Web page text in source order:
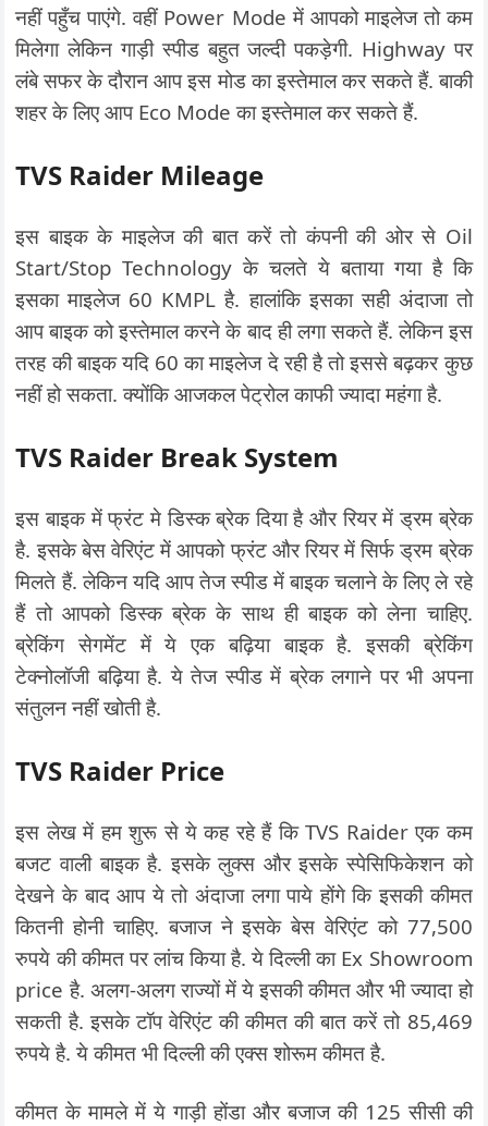
नहीं पहुँच पाएंगे. वहीं Power Mode में आपको माइलेज तो कम
मिलेगा लेकिन गाड़ी स्पीड बहुत जल्दी पकड़ेगी. Highway पर
लंबे सफर के दौरान आप इस मोड का इस्तेमाल कर सकते हैं. बाकी
शहर के लिए आप Eco Mode का इस्तेमाल कर सकते हैं.
TVS Raider Mileage
इस बाइक के माइलेज की बात करें तो कंपनी की ओर से Oil
Start/Stop Technology के चलते ये बताया गया है कि
इसका माइलेज 60 KMPL है. हालांकि इसका सही अंदाजा तो
आप बाइक को इस्तेमाल करने के बाद ही लगा सकते हैं. लेकिन इस
तरह की बाइक यदि 60 का माइलेज दे रही है तो इससे बढ़कर कुछ
नहीं हो सकता. क्योंकि आजकल पेट्रोल काफी ज्यादा महंगा है.
TVS Raider Break System
इस बाइक में फ्रंट मे डिस्क ब्रेक दिया है और रियर में ड्रम ब्रेक
है. इसके बेस वेरिएंट में आपको फ्रंट और रियर में सिर्फ ड्रम ब्रेक
मिलते हैं. लेकिन यदि आप तेज स्पीड में बाइक चलाने के लिए ले रहे
हैं तो आपको डिस्क ब्रेक के साथ ही बाइक को लेना चाहिए.
ब्रेकिंग सेगमेंट में ये एक बढ़िया बाइक है. इसकी ब्रेकिंग
टेक्नोलॉजी बढ़िया है. ये तेज स्पीड में ब्रेक लगाने पर भी अपना
संतुलन नहीं खोती है.
TVS Raider Price
इस लेख में हम शुरू से ये कह रहे हैं कि TVS Raider एक कम
बजट वाली बाइक है. इसके लुक्स और इसके स्पेसिफिकेशन को
देखने के बाद आप ये तो अंदाजा लगा पाये होंगे कि इसकी कीमत
कितनी होनी चाहिए. बजाज ने इसके बेस वेरिएंट को 77,500
रुपये की कीमत पर लांच किया है. ये दिल्ली का Ex Showroom
price है. अलग-अलग राज्यों में ये इसकी कीमत और भी ज्यादा हो
सकती है. इसके टॉप वेरिएंट की कीमत की बात करें तो 85,469
रुपये है. ये कीमत भी दिल्ली की एक्स शोरूम कीमत है.
कीमत के मामले में ये गाड़ी होंडा और बजाज की 125 सीसी की